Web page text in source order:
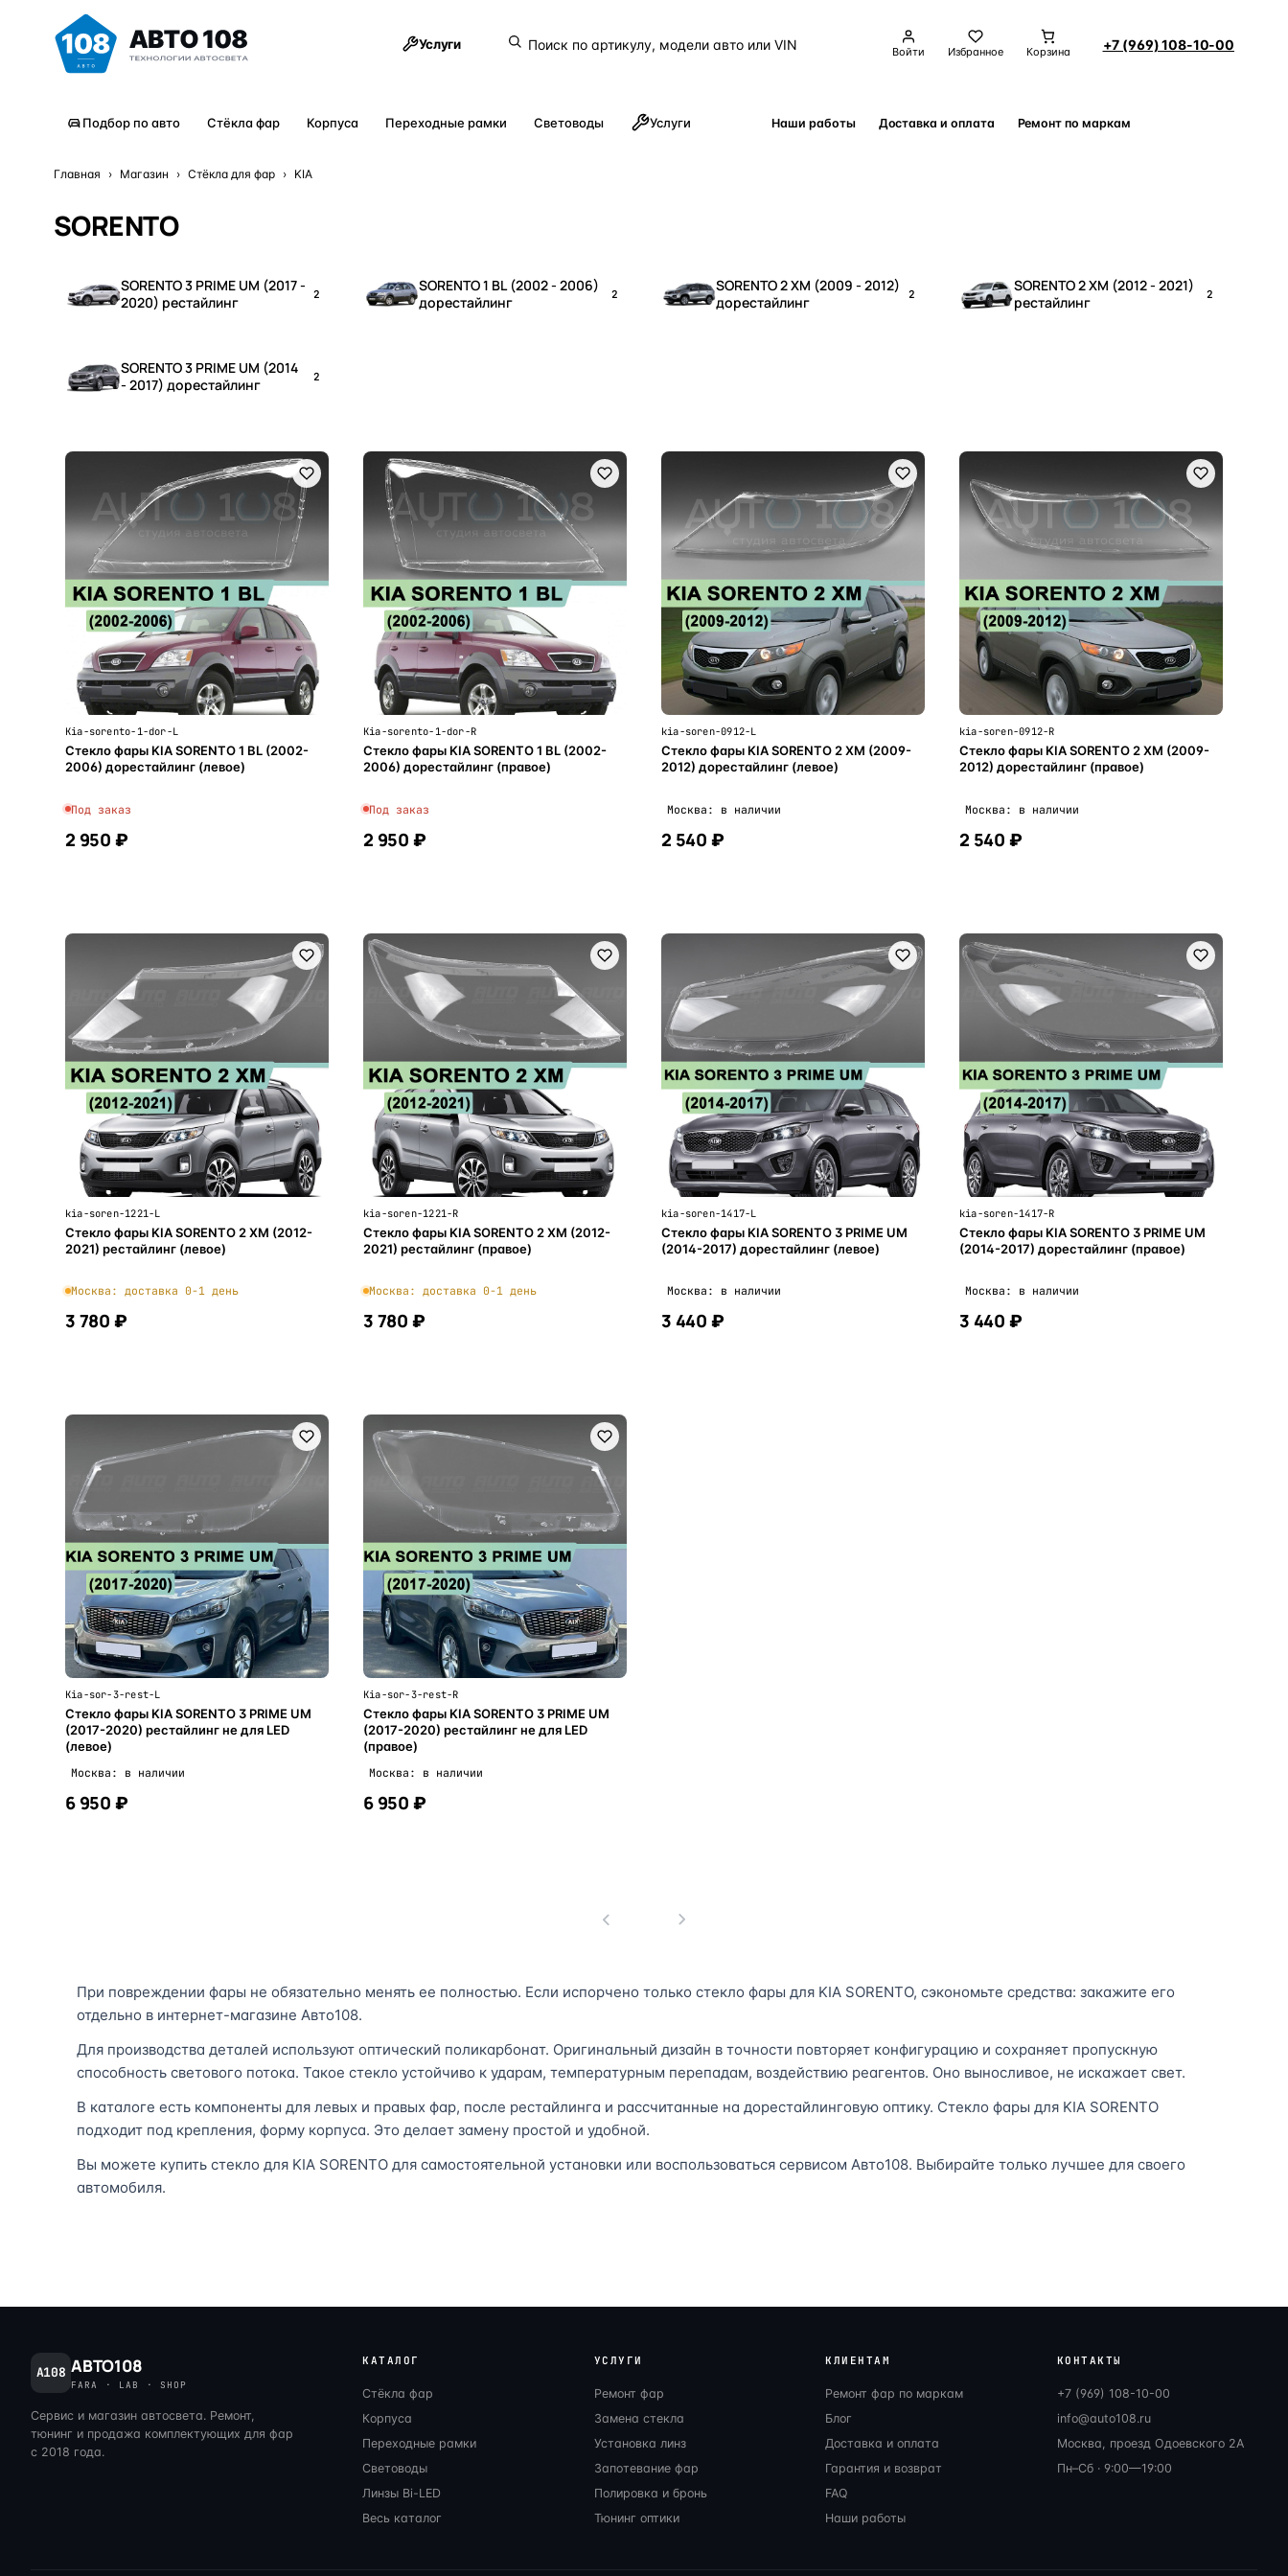
Услуги Войти Избранное Корзина +7 (969) 108-10-00
Подбор по авто Стёкла фар Корпуса Переходные рамки Световоды Услуги Наши работы Доставка и оплата Ремонт по маркам
Главная › Магазин › Стёкла для фар › KIA
SORENTO
SORENTO 3 PRIME UM (2017 -
2020) рестайлинг
2
SORENTO 1 BL (2002 - 2006)
дорестайлинг
2
SORENTO 2 XM (2009 - 2012)
дорестайлинг
2
SORENTO 2 XM (2012 - 2021)
рестайлинг
2
SORENTO 3 PRIME UM (2014
- 2017) дорестайлинг
2
Kia-sorento-1-dor-L
Стекло фары KIA SORENTO 1 BL (2002-
2006) дорестайлинг (левое)
Под заказ
2 950 ₽
Kia-sorento-1-dor-R
Стекло фары KIA SORENTO 1 BL (2002-
2006) дорестайлинг (правое)
Под заказ
2 950 ₽
kia-soren-0912-L
Стекло фары KIA SORENTO 2 XM (2009-
2012) дорестайлинг (левое)
Москва: в наличии
2 540 ₽
kia-soren-0912-R
Стекло фары KIA SORENTO 2 XM (2009-
2012) дорестайлинг (правое)
Москва: в наличии
2 540 ₽
kia-soren-1221-L
Стекло фары KIA SORENTO 2 XM (2012-
2021) рестайлинг (левое)
Москва: доставка 0-1 день
3 780 ₽
kia-soren-1221-R
Стекло фары KIA SORENTO 2 XM (2012-
2021) рестайлинг (правое)
Москва: доставка 0-1 день
3 780 ₽
kia-soren-1417-L
Стекло фары KIA SORENTO 3 PRIME UM
(2014-2017) дорестайлинг (левое)
Москва: в наличии
3 440 ₽
kia-soren-1417-R
Стекло фары KIA SORENTO 3 PRIME UM
(2014-2017) дорестайлинг (правое)
Москва: в наличии
3 440 ₽
Kia-sor-3-rest-L
Стекло фары KIA SORENTO 3 PRIME UM
(2017-2020) рестайлинг не для LED
(левое)
Москва: в наличии
6 950 ₽
Kia-sor-3-rest-R
Стекло фары KIA SORENTO 3 PRIME UM
(2017-2020) рестайлинг не для LED
(правое)
Москва: в наличии
6 950 ₽
При повреждении фары не обязательно менять ее полностью. Если испорчено только стекло фары для KIA SORENTO, сэкономьте средства: закажите его
отдельно в интернет-магазине Авто108.
Для производства деталей используют оптический поликарбонат. Оригинальный дизайн в точности повторяет конфигурацию и сохраняет пропускную
способность светового потока. Такое стекло устойчиво к ударам, температурным перепадам, воздействию реагентов. Оно выносливое, не искажает свет.
В каталоге есть компоненты для левых и правых фар, после рестайлинга и рассчитанные на дорестайлинговую оптику. Стекло фары для KIA SORENTO
подходит под крепления, форму корпуса. Это делает замену простой и удобной.
Вы можете купить стекло для KIA SORENTO для самостоятельной установки или воспользоваться сервисом Авто108. Выбирайте только лучшее для своего
автомобиля.
A108 АВТО108
FARA · LAB · SHOP
Сервис и магазин автосвета. Ремонт,
тюнинг и продажа комплектующих для фар
с 2018 года.
КАТАЛОГ
Стёкла фар
Корпуса
Переходные рамки
Световоды
Линзы Bi-LED
Весь каталог
УСЛУГИ
Ремонт фар
Замена стекла
Установка линз
Запотевание фар
Полировка и бронь
Тюнинг оптики
КЛИЕНТАМ
Ремонт фар по маркам
Блог
Доставка и оплата
Гарантия и возврат
FAQ
Наши работы
КОНТАКТЫ
+7 (969) 108-10-00
info@auto108.ru
Москва, проезд Одоевского 2А
Пн–Сб · 9:00—19:00